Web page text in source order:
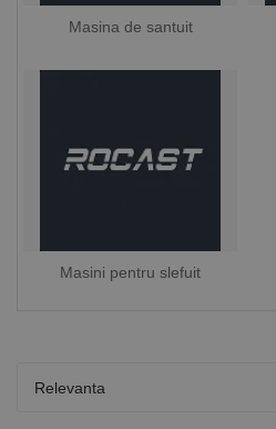
Masina de santuit
Masini pentru slefuit
Relevanta